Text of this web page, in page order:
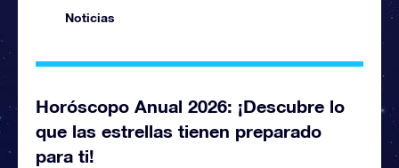
Noticias
Horóscopo Anual 2026: ¡Descubre lo
que las estrellas tienen preparado
para ti!